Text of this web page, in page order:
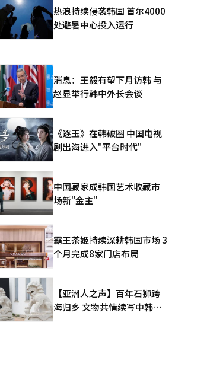
热浪持续侵袭韩国 首尔4000
处避暑中心投入运行
消息：王毅有望下月访韩 与
赵显举行韩中外长会谈
《逐玉》在韩破圈 中国电视
剧出海进入"平台时代"
中国藏家成韩国艺术收藏市
场新"金主"
霸王茶姬持续深耕韩国市场 3
个月完成8家门店布局
【亚洲人之声】百年石狮跨
海归乡 文物共情续写中韩人